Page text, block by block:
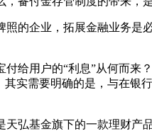
的企业，拓展金融业务是
用户的“利息”从何而来
实需要明确的是，与在
基金旗下的一款理财产